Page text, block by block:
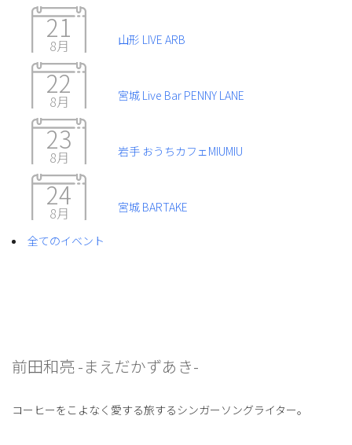
21
8月 山形 LIVE ARB
22
8月 宮城 Live Bar PENNY LANE
23
8月 岩手 おうちカフェMIUMIU
24
8月 宮城 BARTAKE
全てのイベント
前田和亮 -まえだかずあき-
コーヒーをこよなく愛する旅するシンガーソングライター。